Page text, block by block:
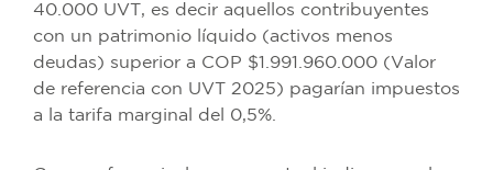
40.000 UVT, es decir aquellos contribuyentes
con un patrimonio líquido (activos menos
deudas) superior a COP $1.991.960.000 (Valor
de referencia con UVT 2025) pagarían impuestos
a la tarifa marginal del 0,5%.